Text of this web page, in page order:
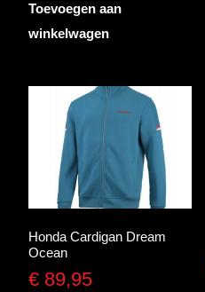
Toevoegen aan
winkelwagen
Honda Cardigan Dream
Ocean
€ 89,95